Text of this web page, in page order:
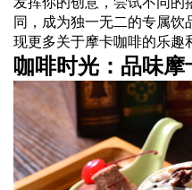
同，成为独一无二的专属
现更多关于摩卡咖啡的乐趣
咖啡时光：品味摩